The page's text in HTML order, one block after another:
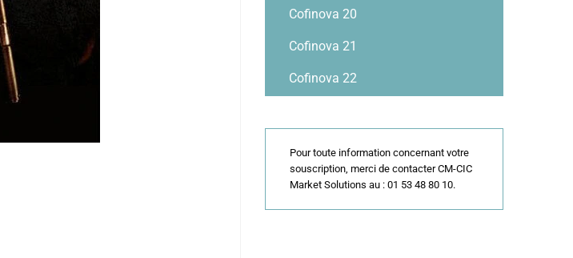
Cofinova 20
Cofinova 21
Cofinova 22
Pour toute information concernant votre
souscription, merci de contacter CM-CIC
Market Solutions au : 01 53 48 80 10.